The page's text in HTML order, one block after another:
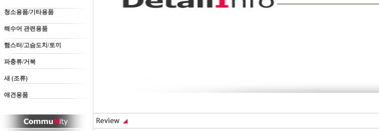
청소용품/기타용품
해수어 관련용품
햄스터/고슴도치/토끼
파충류/거북
새 (조류)
애견용품